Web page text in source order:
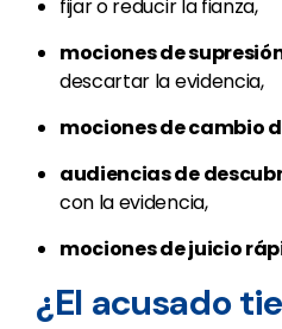
fijar o reducir la fianza,
mociones de
descartar la evidencia,
mociones de cambio
audiencias de
con la evidencia,
mociones de juicio
¿El acusado